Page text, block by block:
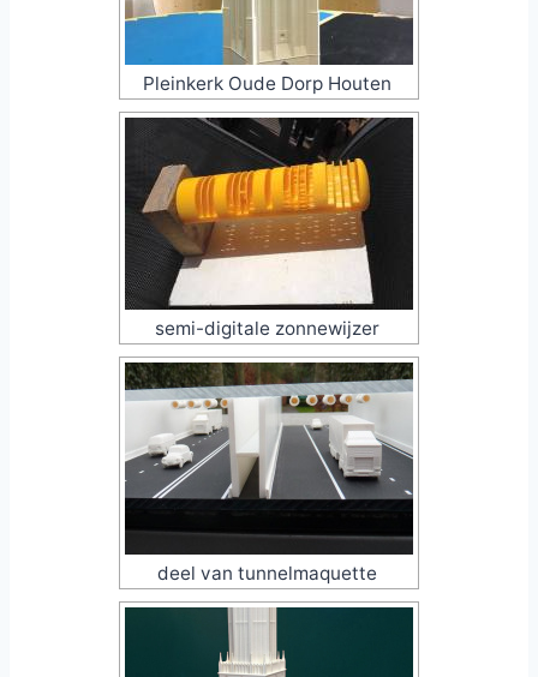
Pleinkerk Oude Dorp Houten
semi-digitale zonnewijzer
deel van tunnelmaquette